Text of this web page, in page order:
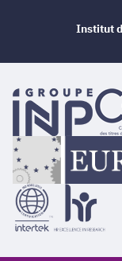
Institut